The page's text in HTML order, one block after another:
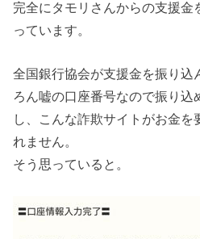
完全にタモリさんからの支援金
っています。
全国銀行協会が支援金を振り込
ろん嘘の口座番号なので振り込
し、こんな詐欺サイトがお金を
れません。
そう思っていると。